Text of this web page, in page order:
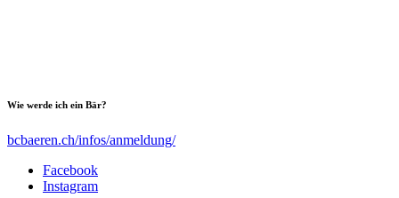
Wie werde ich ein Bär?
bcbaeren.ch/infos/anmeldung/
Facebook
Instagram